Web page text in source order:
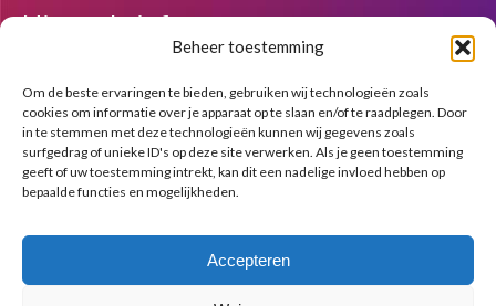
Beheer toestemming
Om de beste ervaringen te bieden, gebruiken wij technologieën zoals
cookies om informatie over je apparaat op te slaan en/of te raadplegen. Door
in te stemmen met deze technologieën kunnen wij gegevens zoals
surfgedrag of unieke ID's op deze site verwerken. Als je geen toestemming
geeft of uw toestemming intrekt, kan dit een nadelige invloed hebben op
bepaalde functies en mogelijkheden.
Accepteren
Nieuwsbrief